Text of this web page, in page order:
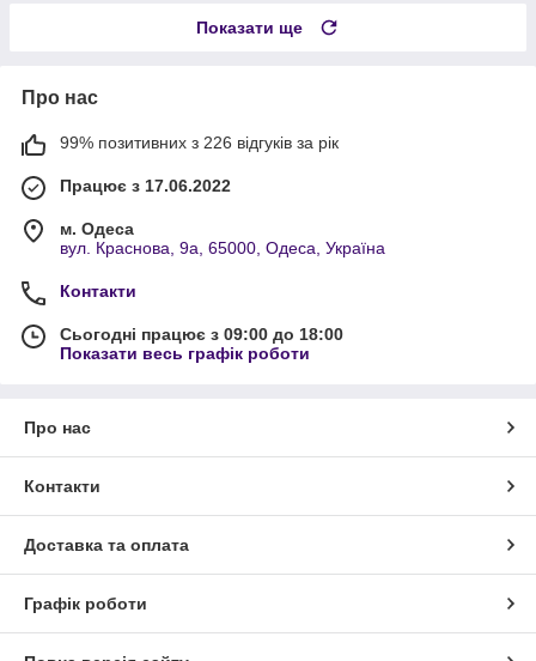
Показати ще
Про нас
99% позитивних з 226 відгуків за рік
Працює з 17.06.2022
м. Одеса
вул. Краснова, 9а, 65000, Одеса, Україна
Контакти
Сьогодні працює з 09:00 до 18:00
Показати весь графік роботи
Про нас
Контакти
Доставка та оплата
Графік роботи